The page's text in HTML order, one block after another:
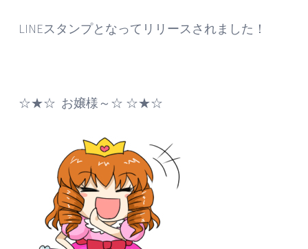
LINEスタンプとなってリリースされました！
☆★☆ お嬢様～☆ ☆★☆